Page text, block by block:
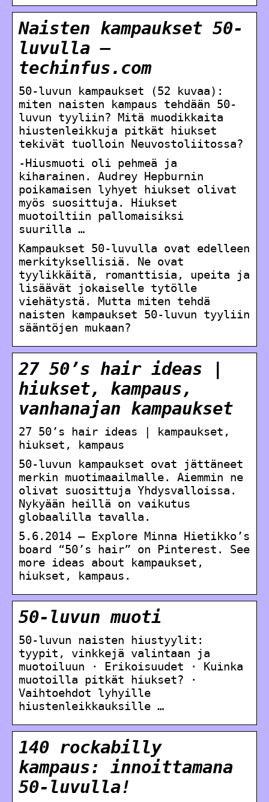
Naisten kampaukset 50-
luvulla –
techinfus.com
50-luvun kampaukset (52 kuvaa):
miten naisten kampaus tehdään 50-
luvun tyyliin? Mitä muodikkaita
hiustenleikkuja pitkät hiukset
tekivät tuolloin Neuvostoliitossa?
-Hiusmuoti oli pehmeä ja
kiharainen. Audrey Hepburnin
poikamaisen lyhyet hiukset olivat
myös suosittuja. Hiukset
muotoiltiin pallomaisiksi
suurilla …
Kampaukset 50-luvulla ovat edelleen
merkityksellisiä. Ne ovat
tyylikkäitä, romanttisia, upeita ja
lisäävät jokaiselle tytölle
viehätystä. Mutta miten tehdä
naisten kampaukset 50-luvun tyyliin
sääntöjen mukaan?
27 50’s hair ideas |
hiukset, kampaus,
vanhanajan kampaukset
27 50’s hair ideas | kampaukset,
hiukset, kampaus
50-luvun kampaukset ovat jättäneet
merkin muotimaailmalle. Aiemmin ne
olivat suosittuja Yhdysvalloissa.
Nykyään heillä on vaikutus
globaalilla tavalla.
5.6.2014 – Explore Minna Hietikko’s
board “50’s hair” on Pinterest. See
more ideas about kampaukset,
hiukset, kampaus.
50-luvun muoti
50-luvun naisten hiustyylit:
tyypit, vinkkejä valintaan ja
muotoiluun · Erikoisuudet · Kuinka
muotoilla pitkät hiukset? ·
Vaihtoehdot lyhyille
hiustenleikkauksille …
140 rockabilly
kampaus: innoittamana
50-luvulla!